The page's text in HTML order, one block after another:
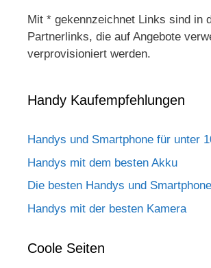
Mit * gekennzeichnet Links sind in
Partnerlinks, die auf Angebote
verprovisioniert werden.
Handy Kaufempfehlungen
Handys und Smartphone für unter
Handys mit dem besten Akku
Die besten Handys und
Handys mit der besten Kamera
Coole Seiten